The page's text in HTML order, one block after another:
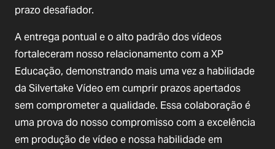
prazo desafiador.
A entrega pontual e o alto padrão dos vídeos
fortaleceram nosso relacionamento com a XP
Educação, demonstrando mais uma vez a habilidade
da Silvertake Vídeo em cumprir prazos apertados
sem comprometer a qualidade. Essa colaboração é
uma prova do nosso compromisso com a excelência
em produção de vídeo e nossa habilidade em